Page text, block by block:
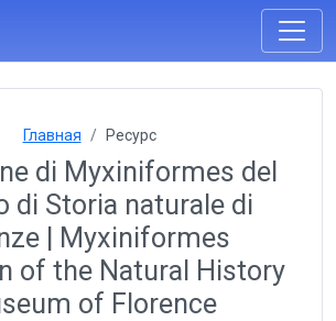
Главная Ресурс
di Myxiniformes del
di Storia naturale di
| Myxiniformes
of the Natural History
of Florence